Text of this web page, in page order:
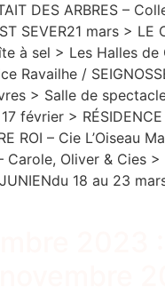
DES ARBRES –
SEVER21 mars >
à sel > Les Halles
Ravailhe /
> Salle de spectacle
février >
ROI – Cie
Carole, Oliver & Cies
18 au 23